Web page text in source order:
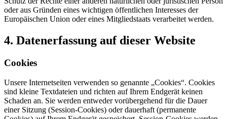
oder aus Gründen eines wichtigen öffentlichen Interesses der
Europäischen Union oder eines Mitgliedstaats verarbeitet werden.
4. Datenerfassung auf dieser Website
Cookies
Unsere Internetseiten verwenden so genannte „Cookies“. Cookies
sind kleine Textdateien und richten auf Ihrem Endgerät keinen
Schaden an. Sie werden entweder vorübergehend für die Dauer
einer Sitzung (Session-Cookies) oder dauerhaft (permanente